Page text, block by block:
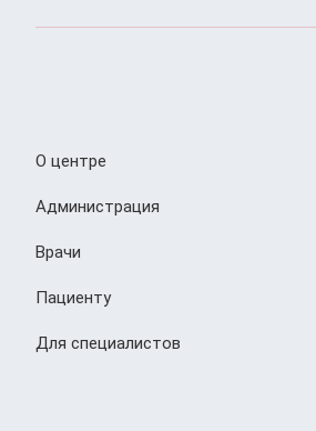
О центре
Администрация
Врачи
Пациенту
Для специалистов